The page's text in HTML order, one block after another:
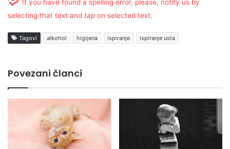
If you have found a spelling error, please, notify us by
selecting that text and tap on selected text.
Tagovi alkohol higijena ispiranje ispiranje usta
Povezani članci